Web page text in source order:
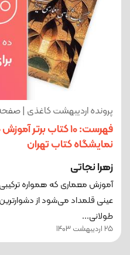
پرونده اردیبهشت کاغذی |
فهرست: 10 کتاب برتر
نمایشگاه کتاب تهران
زهرا نجاتی
آموزش معماری که همواره
عینی قلمداد می‌شود از
طولانی...
25 اردیبهشت 1403